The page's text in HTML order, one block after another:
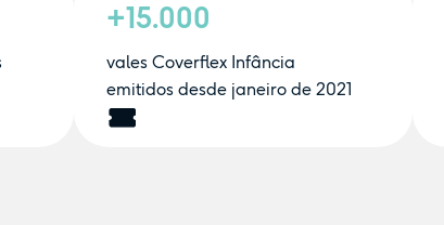
+15.000
vales Coverflex Infância
emitidos desde janeiro de 2021